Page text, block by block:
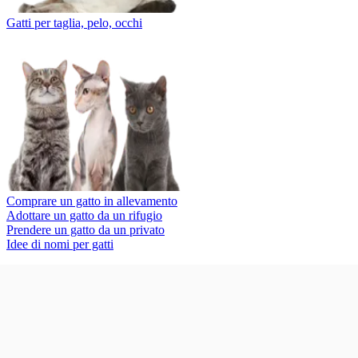
Gatti per taglia, pelo, occhi
Comprare un gatto in allevamento
Adottare un gatto da un rifugio
Prendere un gatto da un privato
Idee di nomi per gatti